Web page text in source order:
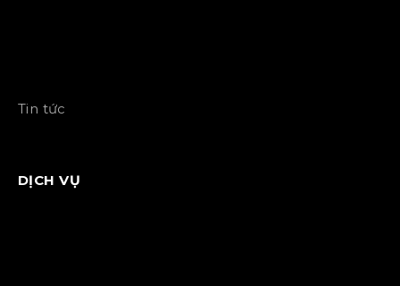
Tin tức
DỊCH VỤ